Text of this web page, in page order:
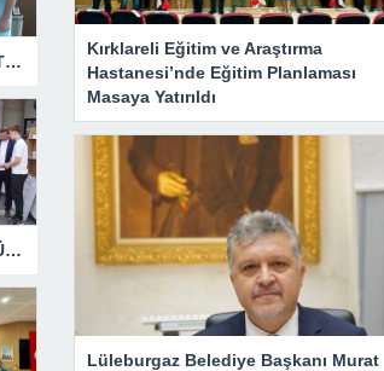
“GİZLİ KANSER” AORT ANEVRİZMASI KAPALI YÖNTEMLE TEDAVİ EDİLDİ
Kırklareli Bilim Fuarı TÜBİTAK’ın Resmî Sayfasında
Kırklareli Eğitim ve Araştırma
Hastanesi’nde Eğitim Planlaması
Masaya Yatırıldı
Lüleburgaz Belediye Başkanı Murat